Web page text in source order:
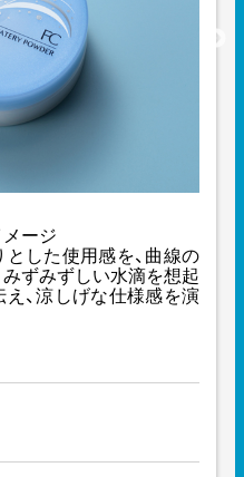
ージ
した使用感を、曲線の
ずみずしい水滴を想起
、涼しげな仕様感を演